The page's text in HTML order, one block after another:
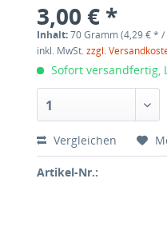
3,00 € *
Inhalt:70 Gramm (4,29 € *
inkl. MwSt.zzgl.
Sofort versandfertig,
1
Vergleichen
Artikel-Nr.: